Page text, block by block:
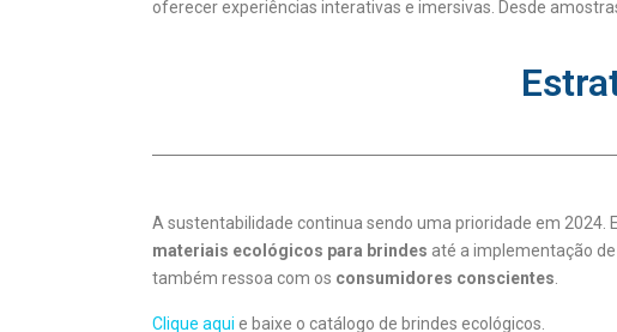
oferecer experiências interativas e imersivas. Desde
A sustentabilidade continua sendo uma prioridade em
materiais ecológicos para brindes até a implementação
também ressoa com os consumidores conscientes
Clique aqui e baixe o catálogo de brindes ecológicos.